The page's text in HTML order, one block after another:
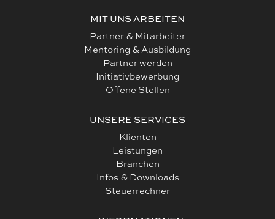
MIT UNS ARBEITEN
Partner & Mitarbeiter
Mentoring & Ausbildung
Partner werden
Initiativbewerbung
Offene Stellen
UNSERE SERVICES
Klienten
Leistungen
Branchen
Infos & Downloads
Steuerrechner